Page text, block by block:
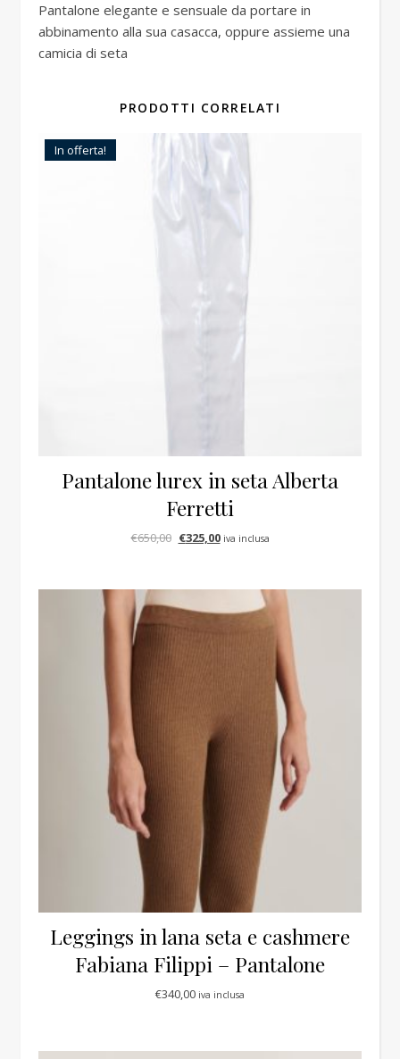
Pantalone elegante e sensuale da portare in
abbinamento alla sua casacca, oppure assieme una
camicia di seta
PRODOTTI CORRELATI
In offerta!
Pantalone lurex in seta Alberta
Ferretti
€650,00 Il prezzo originale era: €650,00.
€325,00Il prezzo attuale è: €325,00.
iva inclusa
Leggings in lana seta e cashmere
Fabiana Filippi – Pantalone
€340,00 iva inclusa